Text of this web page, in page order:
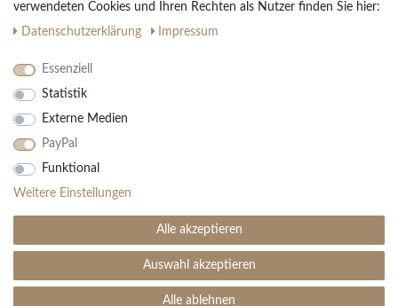
Daten­schutz­erklärung
AGB
Ihre Vorteile
30 Tage Rückgaberecht
Große Auswahl
Kauf auf Rechnung
Einfache Auftragsverfolgung
verwendeten Cookies und Ihren Rechten als Nutzer finden Sie hier:
Daten­schutz­erklärung
Impressum
Essenziell
Statistik
Externe Medien
PayPal
Funktional
Weitere Einstellungen
Alle akzeptieren
Auswahl akzeptieren
Alle ablehnen
SEHR GUT (4.99 / 5)
Bewertungen bei: ebay.de, amazon.de ⓘ